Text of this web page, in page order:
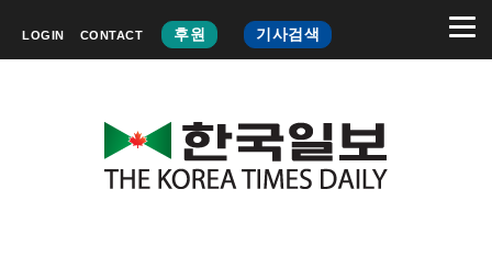
LOGIN CONTACT 후원 기사검색